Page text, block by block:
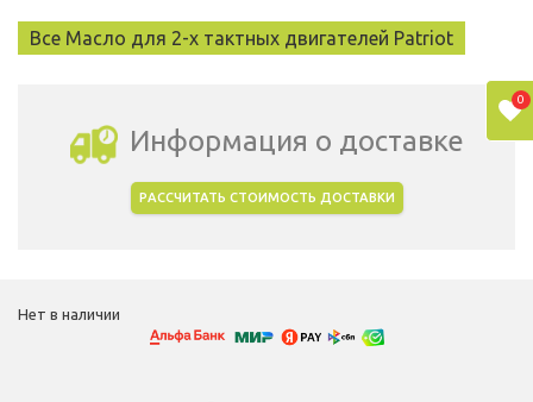
Все Масло для 2-х тактных двигателей Patriot
Информация о доставке
РАССЧИТАТЬ СТОИМОСТЬ ДОСТАВКИ
Нет в наличии
0